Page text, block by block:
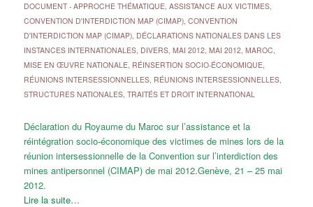
DOCUMENT- APPROCHE THÉMATIQUE, ASSISTANCE AUX VICTIMES,
CONVENTION D'INTERDICTION MAP (CIMAP), CONVENTION
D'INTERDICTION MAP (CIMAP), DÉCLARATIONS NATIONALES DANS LES
INSTANCES INTERNATIONALES, DIVERS, MAI 2012, MAI 2012, MAROC,
MISE EN ŒUVRE NATIONALE, RÉINSERTION SOCIO-ÉCONOMIQUE,
RÉUNIONS INTERSESSIONNELLES, RÉUNIONS INTERSESSIONNELLES,
STRUCTURES NATIONALES, TRAITÉS ET DROIT INTERNATIONAL
Déclaration du Royaume du Maroc sur l’assistance et la
réintégration socio-économique des victimes de mines lors de la
réunion intersessionnelle de la Convention sur l’interdiction des
mines antipersonnel (CIMAP) de mai 2012.Genève, 21 – 25 mai
2012.
Lire la suite…